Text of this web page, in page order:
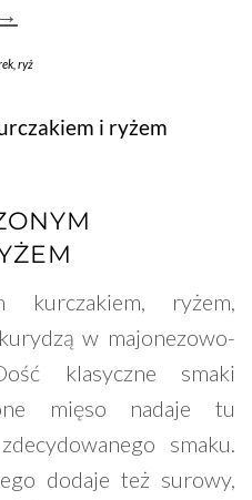
ryż
kurczakiem, ryżem,
w majonezowo-
klasyczne smaki
mięso nadaje tu
smaku.
dodaje też surowy,